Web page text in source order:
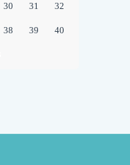
30 31 32
38 39 40